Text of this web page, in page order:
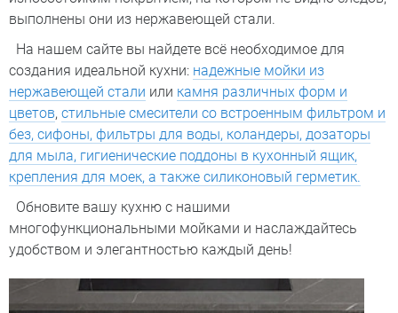
выполнены они из нержавеющей стали.
На нашем сайте вы найдете всё необходимое для
создания идеальной кухни: надежные мойки из
нержавеющей стали или камня различных форм и
цветов, стильные смесители со встроенным фильтром и
без, сифоны, фильтры для воды, коландеры, дозаторы
для мыла, гигиенические поддоны в кухонный ящик,
крепления для моек, а также силиконовый герметик.
Обновите вашу кухню с нашими
многофункциональными мойками и наслаждайтесь
удобством и элегантностью каждый день!